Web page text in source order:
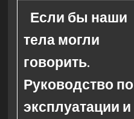
Если бы наши
тела могли
говорить.
Руководство по
эксплуатации и